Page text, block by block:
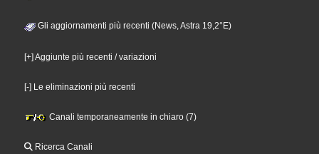
Gli aggiornamenti più recenti (News, Astra 19,2°E)
[+] Aggiunte più recenti / variazioni
[-] Le eliminazioni più recenti
Canali temporaneamente in chiaro (7)
Ricerca Canali